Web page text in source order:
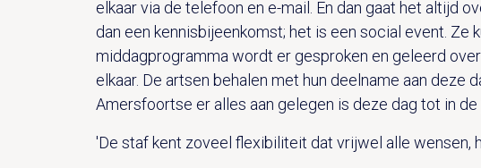
elkaar via de telefoon en e-mail. En dan gaat het altijd
dan een kennisbijeenkomst; het is een social event.
middagprogramma wordt er gesproken en geleerd
elkaar. De artsen behalen met hun deelname aan
Amersfoortse er alles aan gelegen is deze dag tot in
'De staf kent zoveel flexibiliteit dat vrijwel alle wensen,